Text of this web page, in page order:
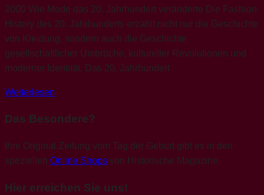
2000 Wie Mode das 20. Jahrhundert veränderte Die Fashion
History des 20. Jahrhunderts erzählt nicht nur die Geschichte
von Kleidung, sondern auch die Geschichte
gesellschaftlicher Umbrüche, kultureller Revolutionen und
moderner Identität. Das 20. Jahrhundert
Weiterlesen
Das Besondere?
Ihre Original Zeitung vom Tag der Geburt gibt es in den
speziellen Online Shops von Historische Magazine.
Hier erreichen Sie uns!